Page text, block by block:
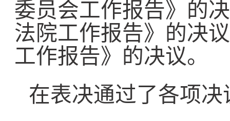
委员会工作报告》的
法院工作报告》的决
工作报告》的决议。
在表决通过了各项